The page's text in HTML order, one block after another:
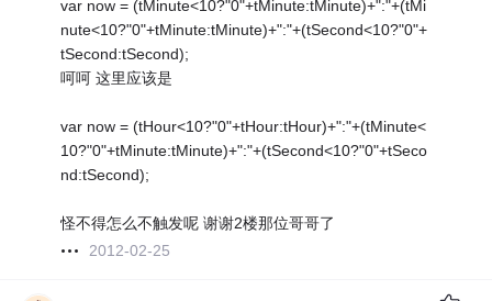
var now = (tMinute<10?"0"+tMinute:tMinute)+":"+(tMi
nute<10?"0"+tMinute:tMinute)+":"+(tSecond<10?"0"+
tSecond:tSecond);
呵呵 这里应该是
var now = (tHour<10?"0"+tHour:tHour)+":"+(tMinute<
10?"0"+tMinute:tMinute)+":"+(tSecond<10?"0"+tSeco
nd:tSecond);
怪不得怎么不触发呢 谢谢2楼那位哥哥了
2012-02-25